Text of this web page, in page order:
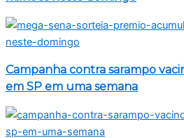
Campanha contra sarampo
em SP em uma semana